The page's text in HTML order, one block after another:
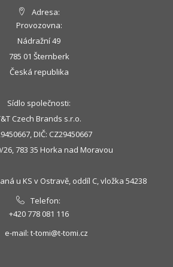
Adresa:
Provozovna:
Nádražní 49
785 01 Šternberk
Česká republika
Sídlo společnosti:
Czech Brands s.r.o.
DIČ: CZ29450667
26, 783 35 Horka nad Moravou
u KS v Ostravě, oddíl C, vložka 54238
Telefon:
+420 778 081 116
e-mail: t-tomi@t-tomi.cz